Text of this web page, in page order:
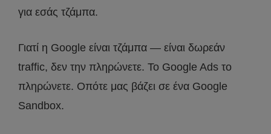
για εσάς τζάμπα.
Γιατί η Google είναι τζάμπα — είναι δωρεάν
traffic, δεν την πληρώνετε. Το Google Ads το
πληρώνετε. Οπότε μας βάζει σε ένα Google
Sandbox.